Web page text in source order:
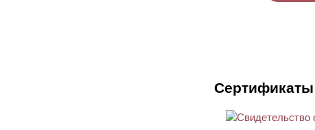
Сертификаты